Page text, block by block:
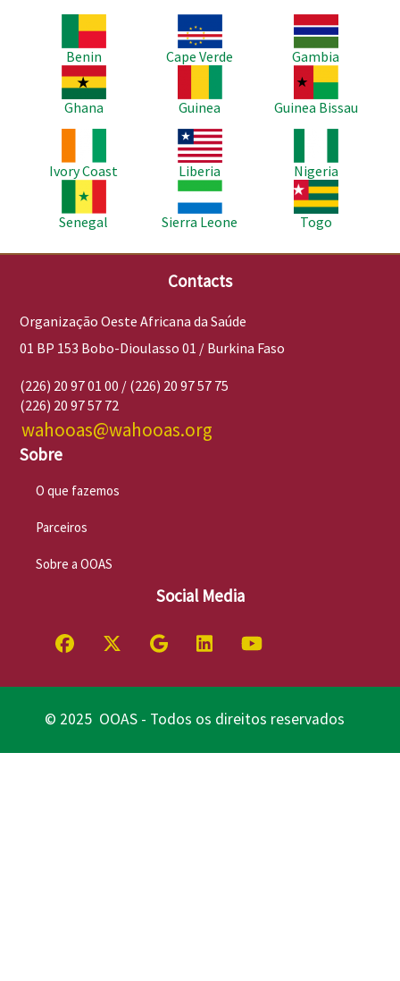
Benin
Imagem
Cape Verde
Imagem
Gambia
Imagem
Ghana
Guinea
Imagem
Guinea Bissau
Ivory Coast
Imagem
Liberia
Nigeria
Imagem
Senegal
Imagem
Sierra Leone
Imagem
Togo
Contacts
Organização Oeste Africana da Saúde
01 BP 153 Bobo-Dioulasso 01 / Burkina Faso
(226) 20 97 01 00 / (226) 20 97 57 75
(226) 20 97 57 72
wahooas@wahooas.org
Sobre
O que fazemos
Parceiros
Sobre a OOAS
Social Media
© 2025 OOAS - Todos os direitos reservados